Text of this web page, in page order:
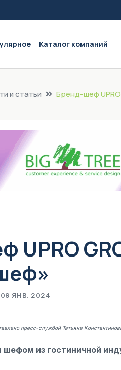
Каталог компаний
и статьи Бренд-шеф
UPRO
09 ЯНВ. 2024
пресс-службой Татьяна
шефом из гостиничной